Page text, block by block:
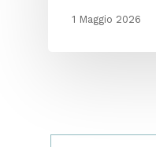
1 Maggio 2026